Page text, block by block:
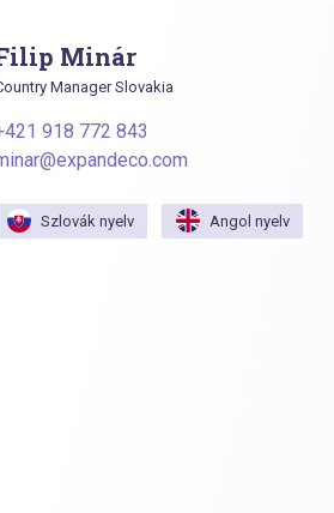
Minár
Manager Slovakia
918 772 843
Szlovák nyelv Angol nyelv